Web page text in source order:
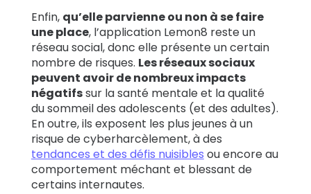
Enfin, qu’elle parvienne ou non à se faire
une place, l’application Lemon8 reste un
réseau social, donc elle présente un certain
nombre de risques. Les réseaux sociaux
peuvent avoir de nombreux impacts
négatifssur la santé mentale et la qualité
du sommeil des adolescents (et des adultes).
En outre, ils exposent les plus jeunes à un
risque de cyberharcèlement, à des
tendances et des défis nuisibles ou encore au
comportement méchant et blessant de
certains internautes.